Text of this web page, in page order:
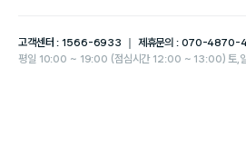
고객센터 : 1566-6933 ｜ 제휴문의 : 070-4870-
평일 10:00 ~ 19:00 (점심시간 12:00 ~ 13:00) 토,일